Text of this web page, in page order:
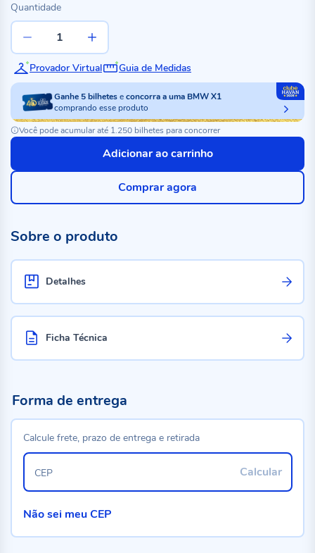
Quantidade
Provador Virtual Guia de Medidas
Ganhe5bilheteseconcorra a uma BMW X1
comprando esse produto
Você pode acumular até 1.250 bilhetes para concorrer
Adicionar ao carrinho
Comprar agora
Sobre o produto
Detalhes
Ficha Técnica
Forma de entrega
Calcule frete, prazo de entrega e retirada
Calcular
CEP
Não sei meu CEP